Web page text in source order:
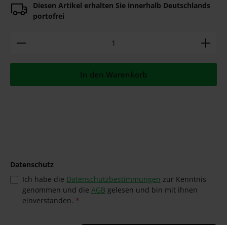
Diesen Artikel erhalten Sie innerhalb Deutschlands
portofrei
Produkt Anzahl: Gib den gewünschten Wert ein
In den Warenkorb
Datenschutz
Ich habe die Datenschutzbestimmungen zur Kenntnis
genommen und die AGB gelesen und bin mit ihnen
einverstanden. *